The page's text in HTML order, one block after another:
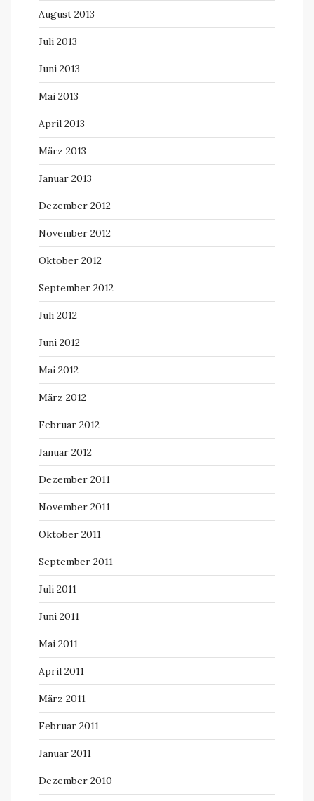
August 2013
Juli 2013
Juni 2013
Mai 2013
April 2013
März 2013
Januar 2013
Dezember 2012
November 2012
Oktober 2012
September 2012
Juli 2012
Juni 2012
Mai 2012
März 2012
Februar 2012
Januar 2012
Dezember 2011
November 2011
Oktober 2011
September 2011
Juli 2011
Juni 2011
Mai 2011
April 2011
März 2011
Februar 2011
Januar 2011
Dezember 2010